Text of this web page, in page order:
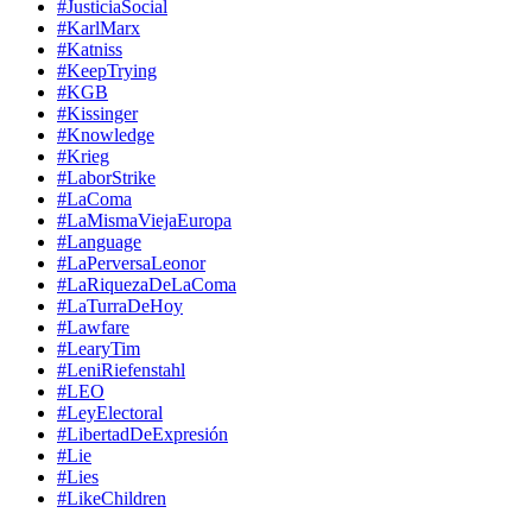
#JusticiaSocial
#KarlMarx
#Katniss
#KeepTrying
#KGB
#Kissinger
#Knowledge
#Krieg
#LaborStrike
#LaComa
#LaMismaViejaEuropa
#Language
#LaPerversaLeonor
#LaRiquezaDeLaComa
#LaTurraDeHoy
#Lawfare
#LearyTim
#LeniRiefenstahl
#LEO
#LeyElectoral
#LibertadDeExpresión
#Lie
#Lies
#LikeChildren